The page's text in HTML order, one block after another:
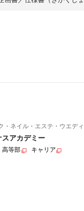
・ネイル・エステ・ウエデ
スアカデミー
高等部 キャリア